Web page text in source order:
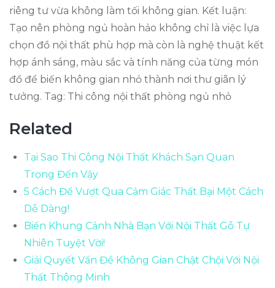
riêng tư vừa không làm tối không gian. Kết luận:
Tạo nên phòng ngủ hoàn hảo không chỉ là việc lựa
chọn đồ nội thất phù hợp mà còn là nghệ thuật kết
hợp ánh sáng, màu sắc và tính năng của từng món
đồ để biến không gian nhỏ thành nơi thư giãn lý
tưởng. Tag: Thi công nội thất phòng ngủ nhỏ
Related
Tại Sao Thi Công Nội Thất Khách Sạn Quan
Trọng Đến Vậy
5 Cách Để Vượt Qua Cảm Giác Thất Bại Một Cách
Dễ Dàng!
Biến Khung Cảnh Nhà Bạn Với Nội Thất Gỗ Tự
Nhiên Tuyệt Vời!
Giải Quyết Vấn Đề Không Gian Chật Chội Với Nội
Thất Thông Minh